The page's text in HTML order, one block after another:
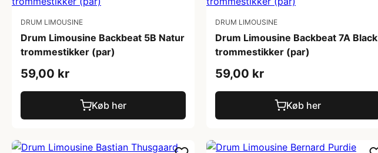
DRUM LIMOUSINE
Drum Limousine Backbeat 5B Natur
trommestikker (par)
59,00 kr
Køb her
DRUM LIMOUSINE
Drum Limousine Backbeat 7A Black
trommestikker (par)
59,00 kr
Køb her